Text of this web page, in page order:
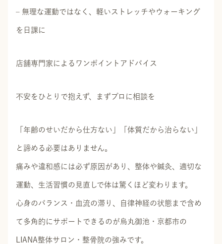
– 無理な運動ではなく、軽いストレッチやウォーキング
を日課に
店舗専門家によるワンポイントアドバイス
不安をひとりで抱えず、まずプロに相談を
「年齢のせいだから仕方ない」「体質だから治らない」
と諦める必要はありません。
痛みや違和感には必ず原因があり、整体や鍼灸、適切な
運動、生活習慣の見直しで体は驚くほど変わります。
心身のバランス・血流の滞り、自律神経の状態まで含め
て多角的にサポートできるのが烏丸御池・京都市の
LIANA整体サロン・整骨院の強みです。